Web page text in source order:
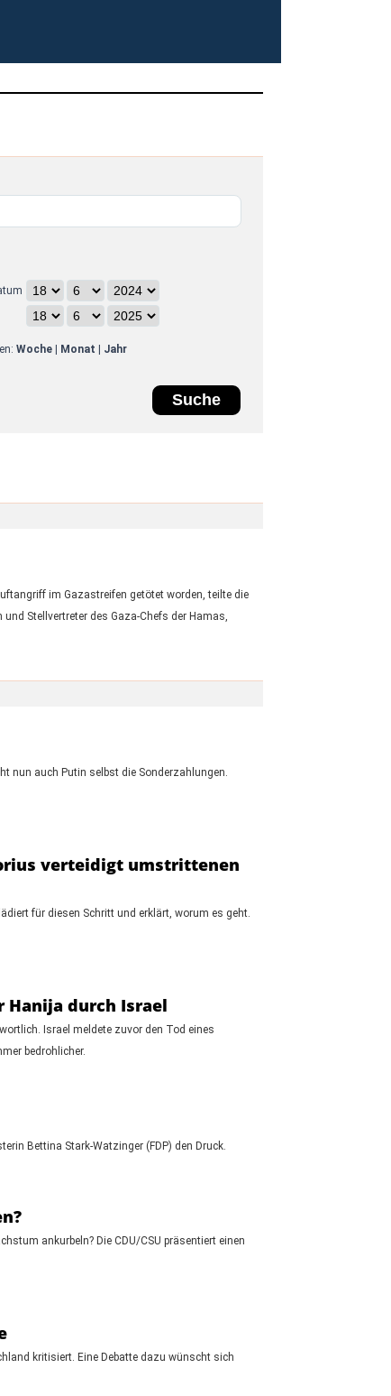
Woche| Monat Jahr
im Gazastreifen getötet worden, teilte die
Stellvertreter des Gaza-Chefs der Hamas,
nun auch Putin selbst die Sonderzahlungen.
verteidigt umstrittenen
für diesen Schritt und erklärt, worum es geht.
Hanija durch Israel
Israel meldete zuvor den Tod eines
bedrohlicher.
Bettina Stark-Watzinger (FDP) den Druck.
ankurbeln? Die CDU/CSU präsentiert einen
kritisiert. Eine Debatte dazu wünscht sich